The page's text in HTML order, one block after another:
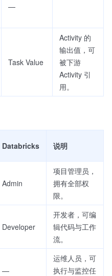
—
Task Value
Activity 的
输出值，可
被下游
Activity 引
用。
Databricks 说明
Admin
项目管理员，
拥有全部权
限。
Developer
开发者，可编
辑代码与工作
流。
—
运维人员，可
执行与监控任